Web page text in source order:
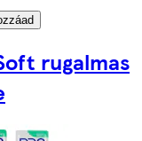
rugalmas